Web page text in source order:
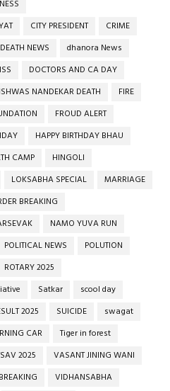
CITY PRESIDENT
CRIME
DEATH NEWS
dhanora News
DOCTORS AND CA DAY
NANDEKAR DEATH
FIRE
FROUD ALERT
HAPPY BIRTHDAY BHAU
CAMP
HINGOLI
LOKSABHA SPECIAL
MARRIAGE
BREAKING
NAMO YUVA RUN
POLITICAL NEWS
POLUTION
ROTARY 2025
Satkar
scool day
2025 SUICIDE
swagat
CAR
Tiger in forest
2025
VASANT JINING WANI
VIDHANSABHA